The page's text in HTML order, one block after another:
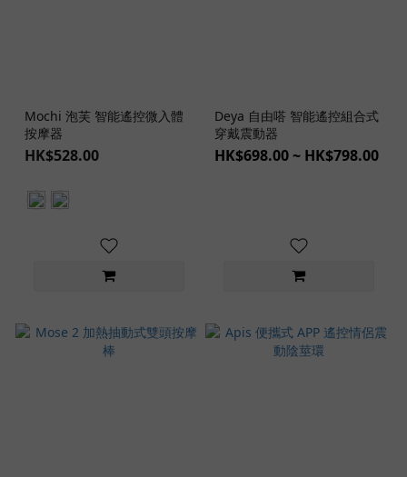
Mochi 泡芙 智能遙控微入體
按摩器
HK$528.00
Deya 自由嗒 智能遙控組合式
穿戴震動器
HK$698.00 ~ HK$798.00